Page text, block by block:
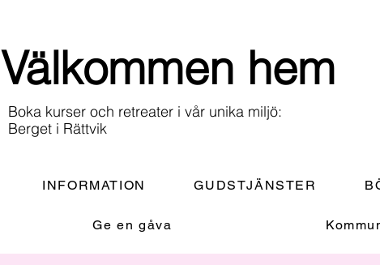
Välkommen hem
Boka kurser och retreater i vår unika miljö:
Berget i Rättvik
INFORMATION GUDSTJÄNSTER
Ge en gåva